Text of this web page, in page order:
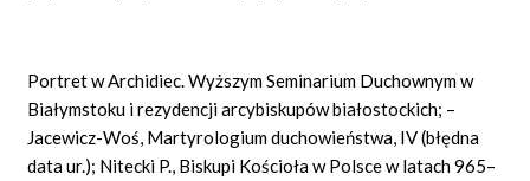
Portret w Archidiec. Wyższym Seminarium Duchownym w
Białymstoku i rezydencji arcybiskupów białostockich; –
Jacewicz-Woś, Martyrologium duchowieństwa, IV (błędna
data ur.); Nitecki P., Biskupi Kościoła w Polsce w latach 965–